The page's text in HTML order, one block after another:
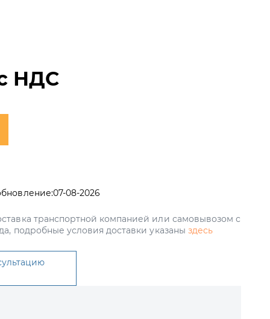
НДС
07-08-2026
транспортной компанией или самовывозом с
подробные условия доставки указаны здесь